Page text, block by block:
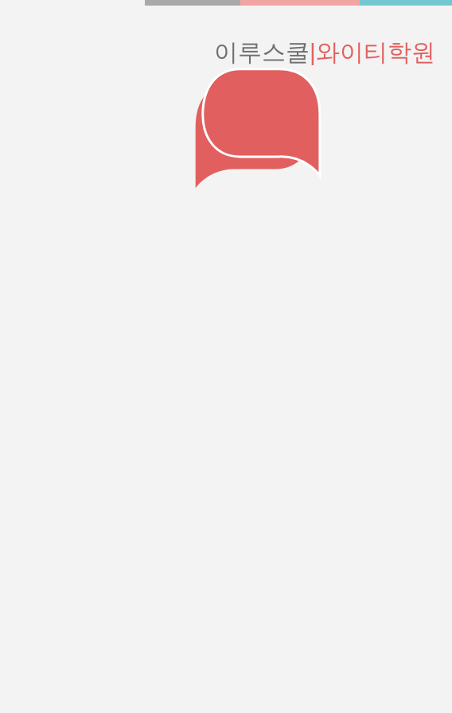
이루스쿨|와이티학원